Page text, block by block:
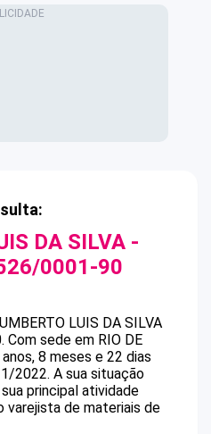
DA SILVA -
0001-90
LUIS DA SILVA
. Com sede em RIO DE
8 meses e 22 dias
2022. A sua situação
principal atividade
varejista de materiais de